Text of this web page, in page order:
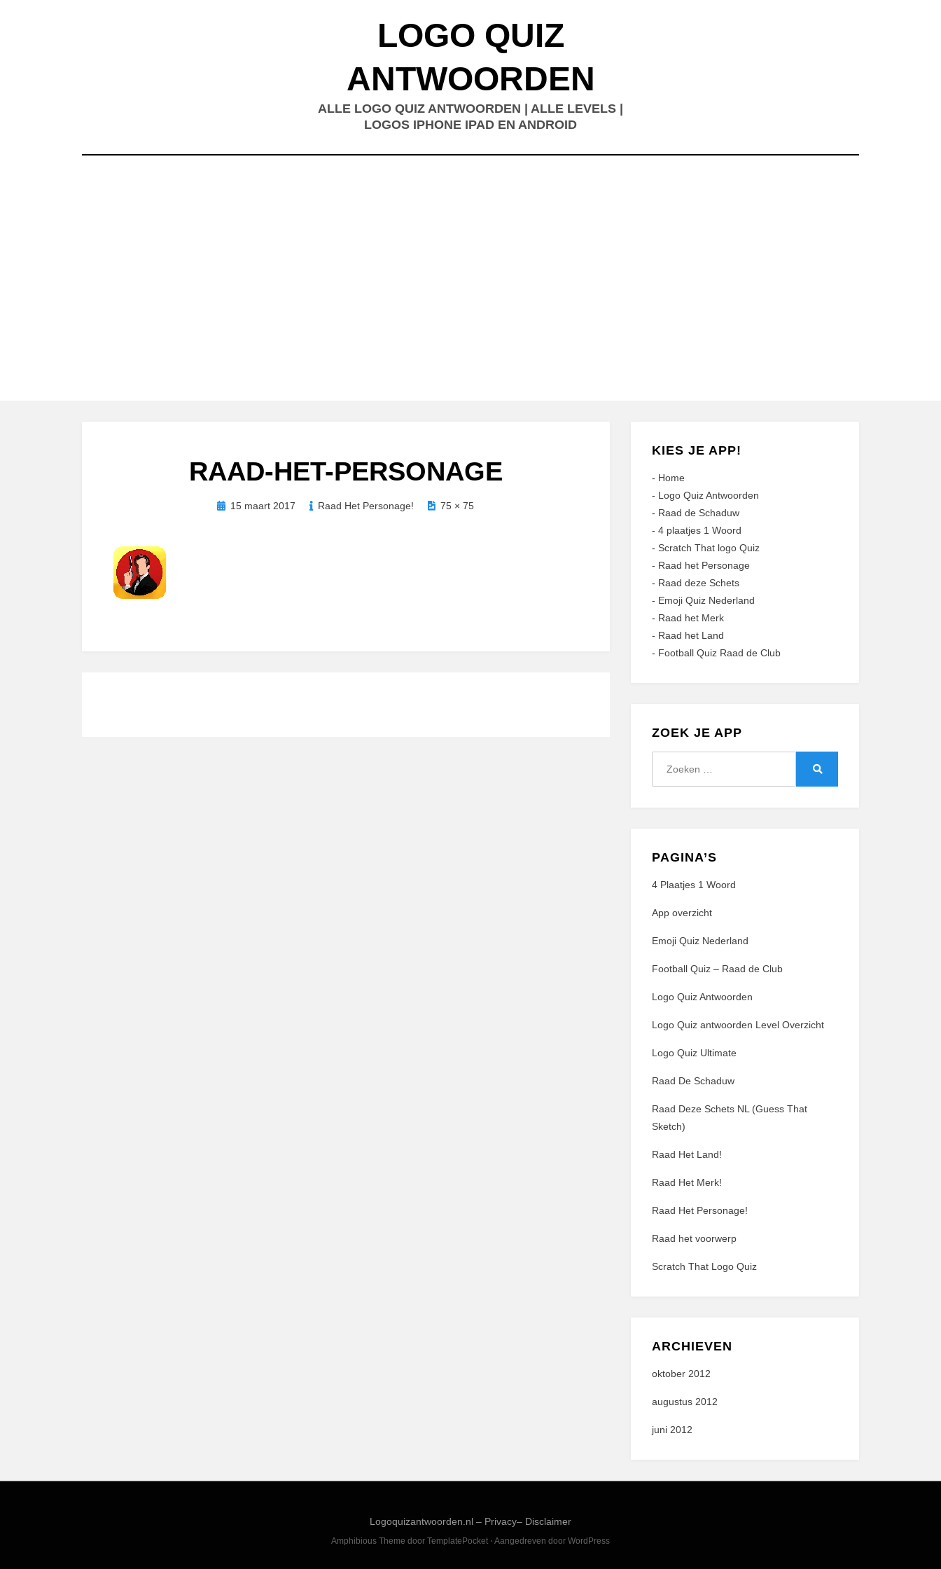
LOGO QUIZ
ANTWOORDEN
ALLE LOGO QUIZ ANTWOORDEN | ALLE LEVELS |
LOGOS IPHONE IPAD EN ANDROID
RAAD-HET-PERSONAGE
Geplaatst
15 maart 2017 Raad Het Personage! 75 × 75
KIES JE APP!
- Home
- Logo Quiz Antwoorden
- Raad de Schaduw
- 4 plaatjes 1 Woord
- Scratch That logo Quiz
- Raad het Personage
- Raad deze Schets
- Emoji Quiz Nederland
- Raad het Merk
- Raad het Land
- Football Quiz Raad de Club
ZOEK JE APP
PAGINA’S
4 Plaatjes 1 Woord
App overzicht
Emoji Quiz Nederland
Football Quiz – Raad de Club
Logo Quiz Antwoorden
Logo Quiz antwoorden Level Overzicht
Logo Quiz Ultimate
Raad De Schaduw
Raad Deze Schets NL (Guess That
Sketch)
Raad Het Land!
Raad Het Merk!
Raad Het Personage!
Raad het voorwerp
Scratch That Logo Quiz
ARCHIEVEN
oktober 2012
augustus 2012
juni 2012
Logoquizantwoorden.nl – Privacy– Disclaimer
Amphibious Theme door TemplatePocket ⋅ Aangedreven door WordPress